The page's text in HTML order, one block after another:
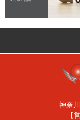
ライズネオブログ
新年のご挨拶
冬季休業のお知らせ
神奈
【